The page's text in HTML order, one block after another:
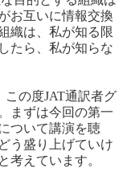
お互いに情報交換
織は、私が知る限
たら、私が知らな
この度JAT通訳者グ
まずは今回の第一
ついて講演を聴
う盛り上げていけ
考えています。